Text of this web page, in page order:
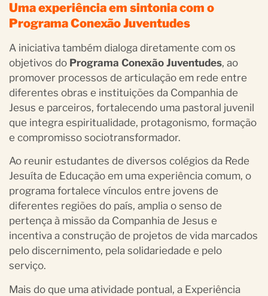
Uma experiência em sintonia com o
Programa Conexão Juventudes
A iniciativa também dialoga diretamente com os
objetivos do Programa Conexão Juventudes, ao
promover processos de articulação em rede entre
diferentes obras e instituições da Companhia de
Jesus e parceiros, fortalecendo uma pastoral juvenil
que integra espiritualidade, protagonismo, formação
e compromisso sociotransformador.
Ao reunir estudantes de diversos colégios da Rede
Jesuíta de Educação em uma experiência comum, o
programa fortalece vínculos entre jovens de
diferentes regiões do país, amplia o senso de
pertença à missão da Companhia de Jesus e
incentiva a construção de projetos de vida marcados
pelo discernimento, pela solidariedade e pelo
serviço.
Mais do que uma atividade pontual, a Experiência